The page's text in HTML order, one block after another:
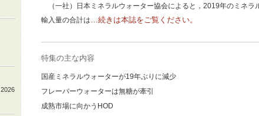
（一社）日本ミネラルウォーター協会によると，2019年のミネラ
輸入量の合計は…続きは本誌をご覧ください。
特集の主な内容
国産ミネラルウォーターが19年ぶりに減少
フレーバーウォーターは無糖が牽引
成熟市場に向かうHOD
2026